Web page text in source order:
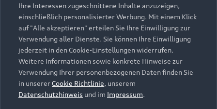
Elektromodelle
Plug-in-Hybride
Gebrauchtwagensuche
Gebrauchtwagen
Finanzierung
Aktionen & Angebote
Geschäftskunden
Saisonale Angebote
Audi Services
Garantie
Audi digital services
myAudi
Support
Kundenservice
Händlersuche
Audi Code
Über Audi
Unternehmen
Karriere
Ihre Interessen zugeschnittene Inhalte anzuzeigen,
einschließlich personalisierter Werbung. Mit einem Klick
auf "Alle akzeptieren" erteilen Sie Ihre Einwilligung zur
Verwendung aller Dienste. Sie können Ihre Einwilligung
jederzeit in den Cookie-Einstellungen widerrufen.
Weitere Informationen sowie konkrete Hinweise zur
Verwendung Ihrer personenbezogenen Daten finden Sie
in unserer Cookie Richtlinie, unserem
Datenschutzhinweis und im Impressum.